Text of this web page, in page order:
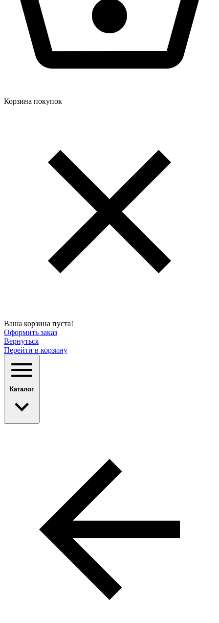
Корзина покупок
Ваша корзина пуста!
Оформить заказ
Вернуться
Перейти в корзину
Каталог